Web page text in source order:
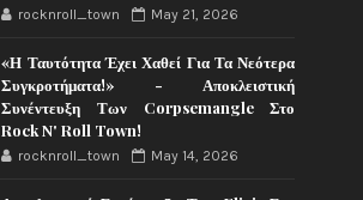
rocknroll_town May 21, 2026
«Η Ταυτότητα Έχει Χαθεί Για Τα Νεότερα
Συγκροτήματα!» - Αποκλειστική
Συνέντευξη Των Corpsemangle Στο
Rock N' Roll Town!
rocknroll_town May 14, 2026